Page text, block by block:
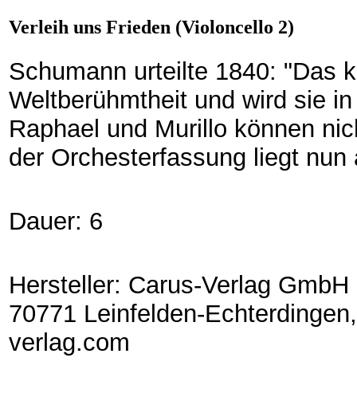
Verleih uns Frieden (Violoncello 2)
Schumann urteilte 1840: "Das
Weltberühmtheit und wird sie
Raphael und Murillo können
der Orchesterfassung liegt
Dauer: 6
Hersteller: Carus-Verlag
70771 Leinfelden-
verlag.com